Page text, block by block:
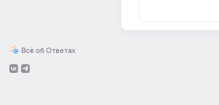
Всё об Ответах